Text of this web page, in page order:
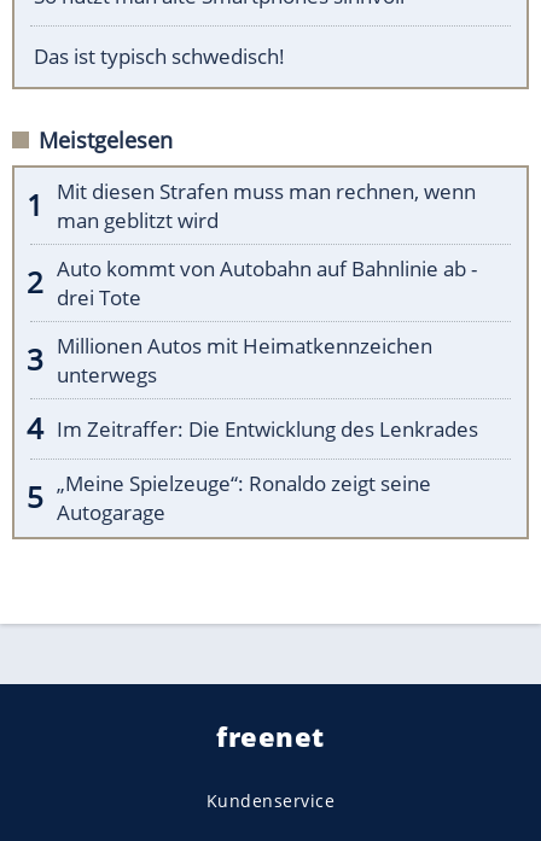
Das ist typisch schwedisch!
Meistgelesen
Mit diesen Strafen muss man rechnen, wenn
man geblitzt wird
Auto kommt von Autobahn auf Bahnlinie ab -
drei Tote
Millionen Autos mit Heimatkennzeichen
unterwegs
Im Zeitraffer: Die Entwicklung des Lenkrades
„Meine Spielzeuge“: Ronaldo zeigt seine
Autogarage
freenet
Kundenservice